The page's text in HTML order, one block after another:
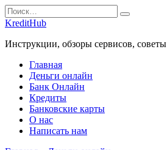
Перейти
к
Search
for:
KreditHub
Инструкции, обзоры сервисов, советы
Главная
Деньги онлайн
Банк Онлайн
Кредиты
Банковские карты
О нас
Написать нам